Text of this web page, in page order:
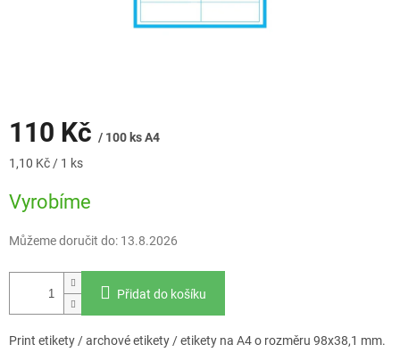
110 Kč / 100 ks A4
Měrná
1,10 Kč / 1 ks
Vyrobíme
Můžeme doručit do: 13.8.2026
Přidat do košíku
Print etikety / archové etikety / etikety na A4 o rozměru 98x38,1 mm.